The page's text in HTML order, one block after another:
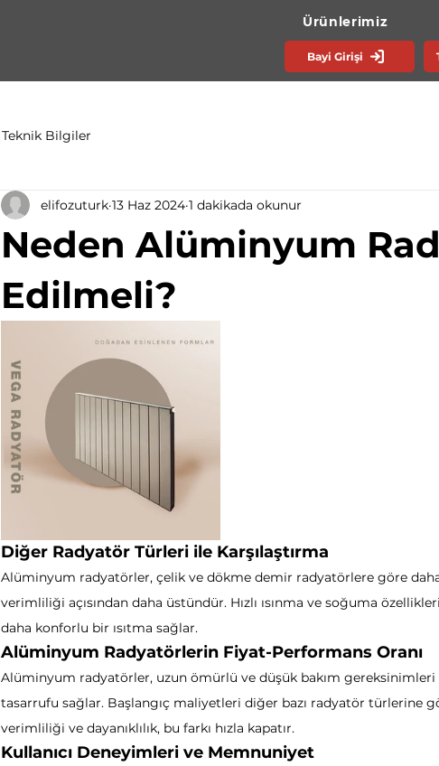
Ürünlerimiz
Bayi Girişi
Teknik Bilgiler
Neden Alüminyum
Edilmeli?
elifozuturk 13 Haz 2024 1 dakikada okunur
Diğer Radyatör Türleri ile Karşılaştırma
Alüminyum radyatörler, çelik ve dökme demir radyatörlere göre daha
verimliliği açısından daha üstündür. Hızlı ısınma ve soğuma
daha konforlu bir ısıtma sağlar.
Alüminyum Radyatörlerin Fiyat-Performans Oranı
Alüminyum radyatörler, uzun ömürlü ve düşük bakım gereksinimleri
tasarrufu sağlar. Başlangıç maliyetleri diğer bazı radyatör türlerine
verimliliği ve dayanıklılık, bu farkı hızla kapatır.
Kullanıcı Deneyimleri ve Memnuniyet